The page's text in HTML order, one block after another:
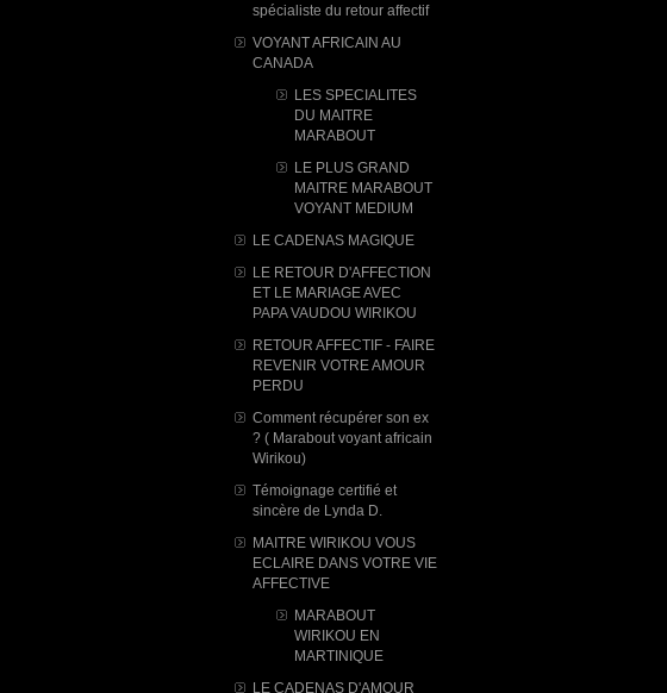
spécialiste du retour affectif
VOYANT AFRICAIN AU
CANADA
LES SPECIALITES
DU MAITRE
MARABOUT
LE PLUS GRAND
MAITRE MARABOUT
VOYANT MEDIUM
LE CADENAS MAGIQUE
LE RETOUR D'AFFECTION
ET LE MARIAGE AVEC
PAPA VAUDOU WIRIKOU
RETOUR AFFECTIF - FAIRE
REVENIR VOTRE AMOUR
PERDU
Comment récupérer son ex
? ( Marabout voyant africain
Wirikou)
Témoignage certifié et
sincère de Lynda D.
MAITRE WIRIKOU VOUS
ECLAIRE DANS VOTRE VIE
AFFECTIVE
MARABOUT
WIRIKOU ​EN
MARTINIQUE
LE CADENAS D'AMOUR